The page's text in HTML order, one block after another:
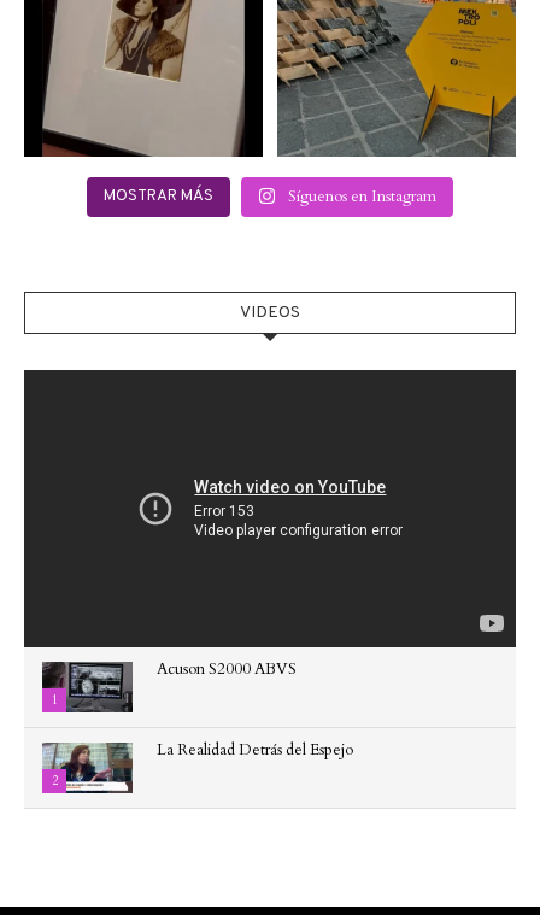
en...
2 0
2 0
MOSTRAR MÁS Síguenos en Instagram
VIDEOS
1
Acuson S2000 ABVS
2
La Realidad Detrás del Espejo